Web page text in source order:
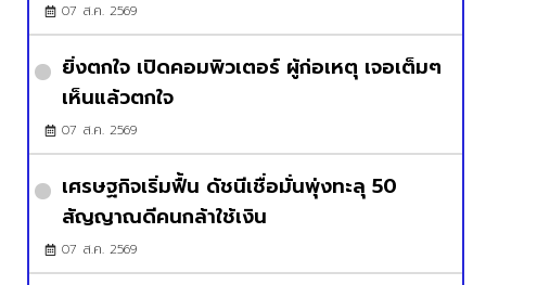
07 ส.ค. 2569
ยิ่งตกใจ เปิดคอมพิวเตอร์ ผู้ก่อเหตุ เจอเต็มๆ
เห็นแล้วตกใจ
07 ส.ค. 2569
เศรษฐกิจเริ่มฟื้น ดัชนีเชื่อมั่นพุ่งทะลุ 50
สัญญาณดีคนกล้าใช้เงิน
07 ส.ค. 2569